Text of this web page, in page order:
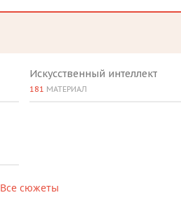
Искусственный интеллект
181 МАТЕРИАЛ
Все сюжеты